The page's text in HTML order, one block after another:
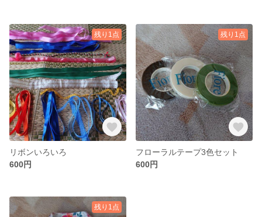
残り1点
リボンいろいろ
600円
残り1点
フローラルテープ3色セット
600円
残り1点